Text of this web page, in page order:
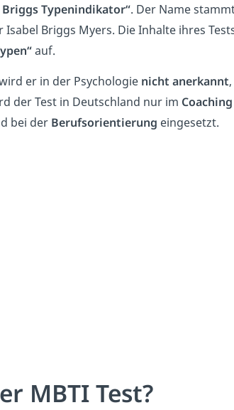
Briggs Typenindikator“. Der Name
Briggs Myers. Die Inhalte ihres
auf.
er in der Psychologie nicht anerkannt
der Test in Deutschland nur im Coaching
bei der Berufsorientierung eingesetzt.
MBTI Test?